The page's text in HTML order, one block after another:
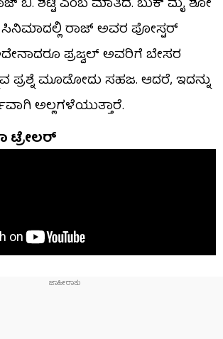
ಬಿ. ಶೆಟ್ಟಿ ಎಂಬ ಮಾತಿದೆ. ಬುಕ್ ಮೈ ಶೋ
ರಾಜ್ ಅವರ ಪೋಸ್ಟರ್
ಪ್ರಜ್ವಲ್ ಅವರಿಗೆ ಬೇಸರ
ಪ್ರಶ್ನೆ ಮೂಡೋದು ಸಹಜ. ಆದರೆ, ಇದನ್ನು
ಅಲ್ಲಗಳೆಯುತ್ತಾರೆ.
ಟ್ರೇಲರ್